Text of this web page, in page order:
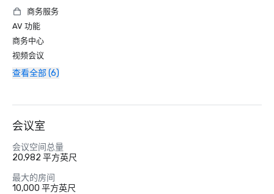
商务服务
AV 功能
商务中心
视频会议
查看全部 (6)
会议室
会议空间总量
20,982 平方英尺
最大的房间
10,000 平方英尺